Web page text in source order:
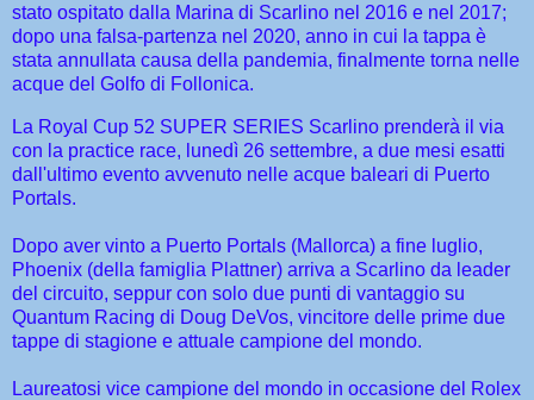
stato ospitato dalla Marina di Scarlino nel 2016 e nel 2017;
dopo una falsa-partenza nel 2020, anno in cui la tappa è
stata annullata causa della pandemia, finalmente torna nelle
acque del Golfo di Follonica.
La Royal Cup 52 SUPER SERIES Scarlino prenderà il via
con la practice race, lunedì 26 settembre, a due mesi esatti
dall'ultimo evento avvenuto nelle acque baleari di Puerto
Portals.
Dopo aver vinto a Puerto Portals (Mallorca) a fine luglio,
Phoenix (della famiglia Plattner) arriva a Scarlino da leader
del circuito, seppur con solo due punti di vantaggio su
Quantum Racing di Doug DeVos, vincitore delle prime due
tappe di stagione e attuale campione del mondo.
Laureatosi vice campione del mondo in occasione del Rolex